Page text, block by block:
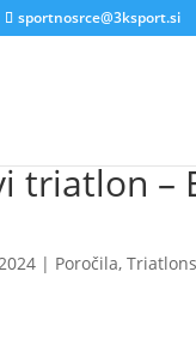
sportnosrce@3ksport.si
triatlon –
| Poročila,